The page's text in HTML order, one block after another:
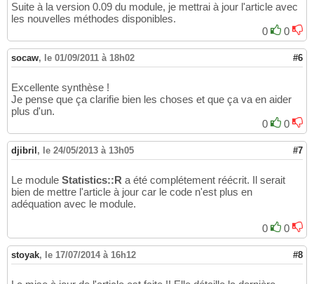
Suite à la version 0.09 du module, je mettrai à jour l'article avec
les nouvelles méthodes disponibles.
0
0
socaw, le 01/09/2011 à 18h02 #6
Excellente synthèse !
Je pense que ça clarifie bien les choses et que ça va en aider
plus d'un.
0
0
djibril , le 24/05/2013 à 13h05 #7
Le module Statistics::R a été complétement réécrit. Il serait
bien de mettre l'article à jour car le code n'est plus en
adéquation avec le module.
0 0
stoyak, le 17/07/2014 à 16h12 #8